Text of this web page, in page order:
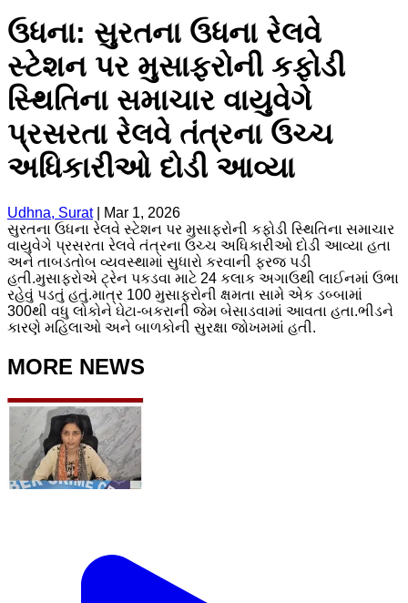
ઉધના: સુરતના ઉધના રેલવે
સ્ટેશન પર મુસાફરોની કફોડી
સ્થિતિના સમાચાર વાયુવેગે
પ્રસરતા રેલવે તંત્રના ઉચ્ચ
અધિકારીઓ દોડી આવ્યા
Udhna, Surat|
Mar 1, 2026
સુરતના ઉધના રેલવે સ્ટેશન પર મુસાફરોની કફોડી સ્થિતિના સમાચાર
વાયુવેગે પ્રસરતા રેલવે તંત્રના ઉચ્ચ અધિકારીઓ દોડી આવ્યા હતા
અને તાબડતોબ વ્યવસ્થામાં સુધારો કરવાની ફરજ પડી
હતી.મુસાફરોએ ટ્રેન પકડવા માટે 24 કલાક અગાઉથી લાઈનમાં ઉભા
રહેવું પડતું હતું.​માત્ર 100 મુસાફરોની ક્ષમતા સામે એક ડબ્બામાં
300થી વધુ લોકોને ઘેટા-બકરાની જેમ બેસાડવામાં આવતા હતા.ભીડને
કારણે મહિલાઓ અને બાળકોની સુરક્ષા જોખમમાં હતી.
MORE NEWS